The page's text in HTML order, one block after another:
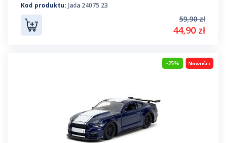
Kod produktu: Jada 24075 23
59,90 zł
44,90 zł
-25%